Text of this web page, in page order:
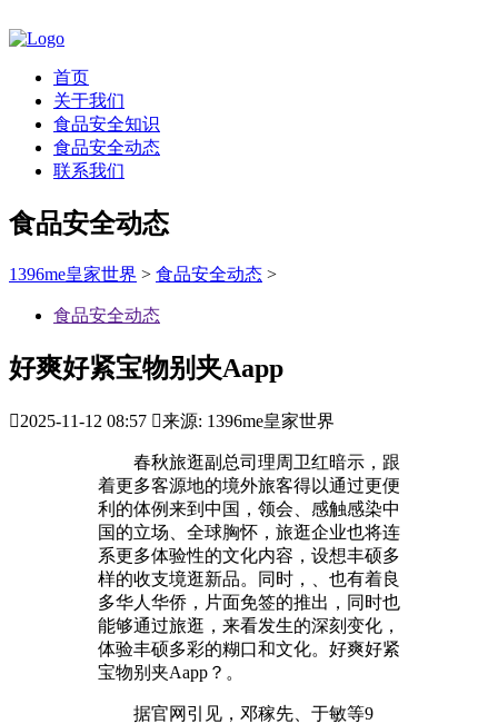
首页
关于我们
食品安全知识
食品安全动态
联系我们
食品安全动态
1396me皇家世界 > 食品安全动态 >
食品安全动态
好爽好紧宝物别夹Aapp
2025-11-12 08:57 来源: 1396me皇家世界
春秋旅逛副总司理周卫红暗示，跟
着更多客源地的境外旅客得以通过更便
利的体例来到中国，领会、感触感染中
国的立场、全球胸怀，旅逛企业也将连
系更多体验性的文化内容，设想丰硕多
样的收支境逛新品。同时，、也有着良
多华人华侨，片面免签的推出，同时也
能够通过旅逛，来看发生的深刻变化，
体验丰硕多彩的糊口和文化。好爽好紧
宝物别夹Aapp？。
据官网引见，邓稼先、于敏等9